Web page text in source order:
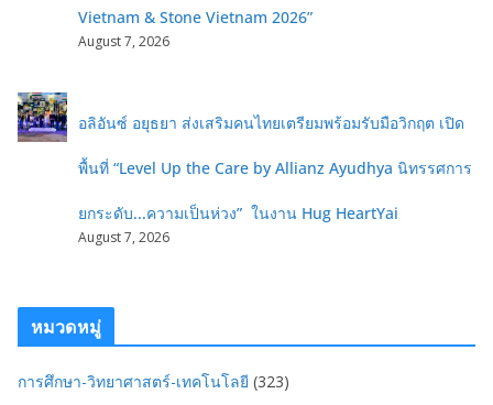
Vietnam & Stone Vietnam 2026”
August 7, 2026
อลิอันซ์ อยุธยา ส่งเสริมคนไทยเตรียมพร้อมรับมือวิกฤต เปิด
พื้นที่ “Level Up the Care by Allianz Ayudhya นิทรรศการ
ยกระดับ...ความเป็นห่วง” ในงาน Hug HeartYai
August 7, 2026
หมวดหมู่
การศึกษา-วิทยาศาสตร์-เทคโนโลยี (323)